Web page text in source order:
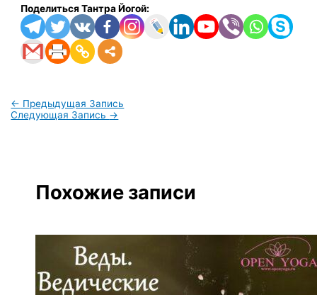
Поделиться Тантра Йогой:
← Предыдущая Запись
Следующая Запись →
Похожие записи